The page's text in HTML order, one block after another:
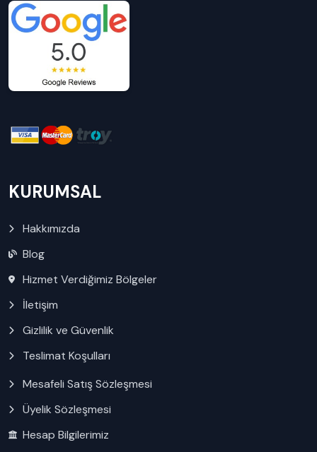
KURUMSAL
Hakkımızda
Blog
Hizmet Verdiğimiz Bölgeler
İletişim
Gizlilik ve Güvenlik
Teslimat Koşulları
Mesafeli Satış Sözleşmesi
Üyelik Sözleşmesi
Hesap Bilgilerimiz